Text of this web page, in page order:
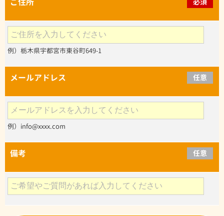
例）栃木県宇都宮市東谷町649-1
メールアドレス 任意
例）info@xxxx.com
備考 任意